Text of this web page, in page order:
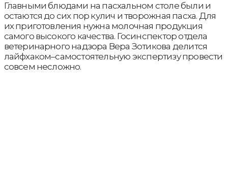
Главными блюдами на пасхальном столе были и
остаются до сих пор кулич и творожная пасха. Для
их приготовления нужна молочная продукция
самого высокого качества. Госинспектор отдела
ветеринарного надзора Вера Зотикова делится
лайфхаком–самостоятельную экспертизу провести
совсем несложно.